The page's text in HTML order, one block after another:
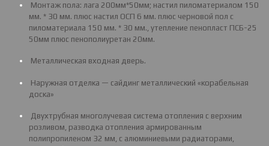
Монтаж пола: лага 200мм*50мм; настил пиломатериалом 150
мм. * 30 мм. плюс настил ОСП 6 мм. плюс черновой пол с
пиломатериала 150 мм. * 30 мм., утепление пенопласт ПСБ-25
50мм плюс пенополиуретан 20мм.
Металлическая входная дверь.
Наружная отделка — сайдинг металлический «корабельная
доска»
Двухтрубная многолучевая система отопления с верхним
розливом, разводка отопления армированным
полипропиленом 32 мм, с алюминиевыми радиаторами,